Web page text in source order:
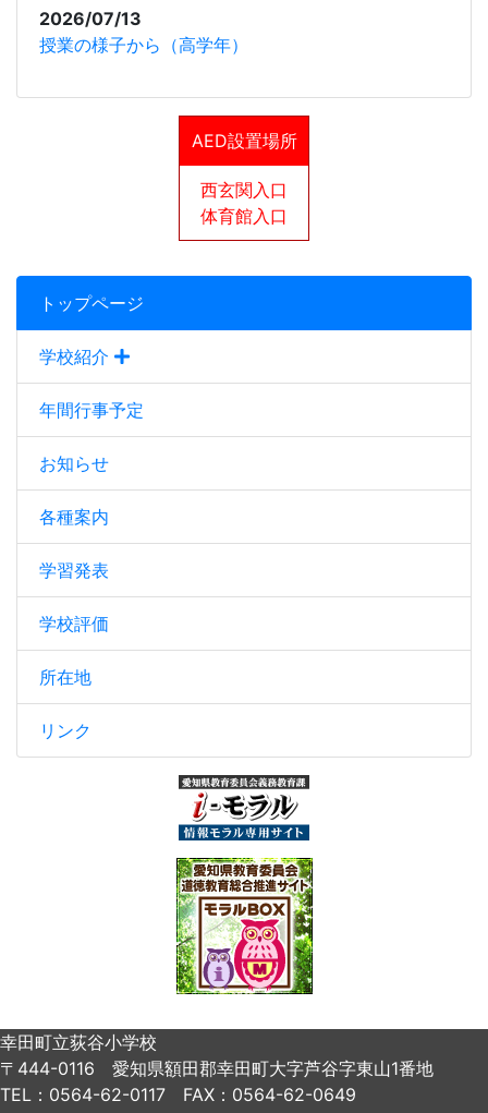
AED設置場所
西玄関入口
体育館入口
トップページ
学校紹介
年間行事予定
お知らせ
各種案内
学習発表
学校評価
所在地
リンク
2026/07/13
授業の様子から（高学年）
幸田町立荻谷小学校
〒444-0116 愛知県額田郡幸田町大字芦谷字東山1番地
TEL：0564-62-0117 FAX：0564-62-0649